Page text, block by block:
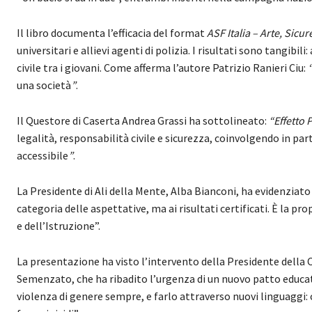
Il libro documenta l’efficacia del format ASF Italia – Arte,
universitari e allievi agenti di polizia. I risultati sono tangibili:
civile tra i giovani. Come afferma l’autore Patrizio Ranieri Ciu: “
una società ”.
Il Questore di Caserta Andrea Grassi ha sottolineato: “Effetto
legalità, responsabilità civile e sicurezza, coinvolgendo in
accessibile ”.
La Presidente di Ali della Mente, Alba Bianconi, ha
categoria delle aspettative, ma ai risultati certificati. È la
e dell’Istruzione”.
La presentazione ha visto l’intervento della Presidente
Semenzato, che ha ribadito l’urgenza di un nuovo patto
violenza di genere sempre, e farlo attraverso nuovi